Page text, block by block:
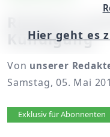
Kündigung
Von unserer
Samstag, 05. Mai
Artikel vorlesen
Exklusiv für Abonnenten
Hier geht es